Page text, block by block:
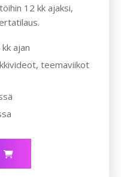
12 kk ajaksi,
ajan
teemaviikot